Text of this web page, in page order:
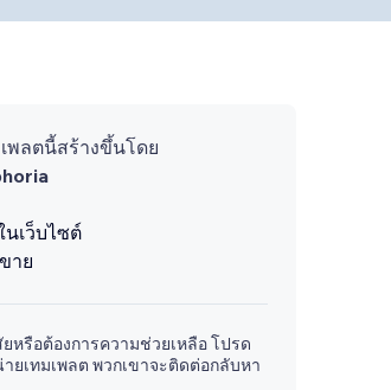
พลตนี้สร้างขึ้นโดย
นเว็บไซต์
าย
หรือต้องการความช่วยเหลือ โปรด
ยเทมเพลต พวกเขาจะติดต่อกลับหา